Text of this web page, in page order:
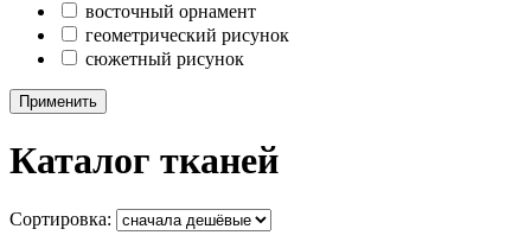
восточный орнамент
геометрический рисунок
сюжетный рисунок
Применить
Каталог тканей
Сортировка: